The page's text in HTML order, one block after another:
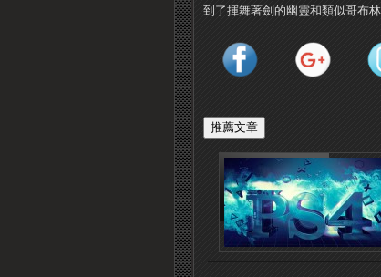
到了揮舞著劍的幽靈和類似哥布